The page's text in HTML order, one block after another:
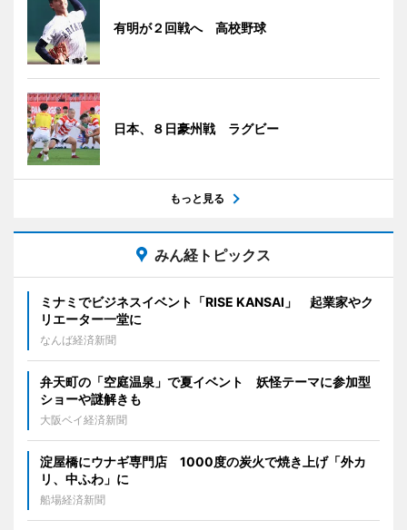
有明が２回戦へ 高校野球
日本、８日豪州戦 ラグビー
もっと見る
みん経トピックス
ミナミでビジネスイベント「RISE KANSAI」 起業家やク
リエーター一堂に
なんば経済新聞
弁天町の「空庭温泉」で夏イベント 妖怪テーマに参加型
ショーや謎解きも
大阪ベイ経済新聞
淀屋橋にウナギ専門店 1000度の炭火で焼き上げ「外カ
リ、中ふわ」に
船場経済新聞